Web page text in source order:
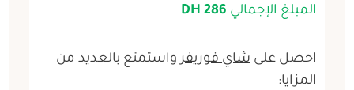
المبلغ الإجمالي 286 DH
احصل على شاي فوريفرواستمتع بالعديد من
المزايا: